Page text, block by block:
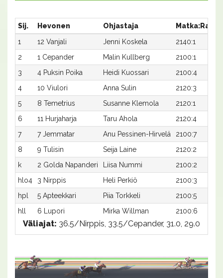
Sij. Hevonen Ohjastaja Matka:Rata
1
12 Vanjali Jenni Koskela 2140:1
2
1 Cepander Malin Kullberg 2100:1
3
4 Puksin Poika Heidi Kuossari 2100:4
4
10 Viulori Anna Sulin 2120:3
5
8 Temetrius Susanne Klemola 2120:1
6
11 Hurjaharja Taru Ahola 2120:4
7
7 Jemmatar Anu Pessinen-Hirvelä 2100:7
8
9 Tulisin Seija Laine 2120:2
k
2 Golda Napanderi Liisa Nummi 2100:2
hlo4
3 Nirppis Heli Perkiö 2100:3
hpl
5 Apteekkari Piia Torkkeli 2100:5
hll
6 Lupori Mirka Willman 2100:6
Väliajat: 36.5/Nirppis, 33.5/Cepander, 31.0, 29.0